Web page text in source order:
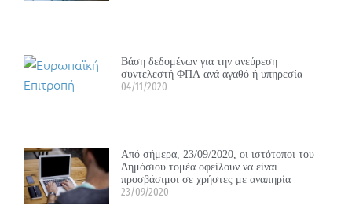
Βάση δεδομένων για την ανεύρεση
συντελεστή ΦΠΑ ανά αγαθό ή υπηρεσία
04/11/2020
Από σήμερα, 23/09/2020, οι ιστότοποι του
Δημόσιου τομέα οφείλουν να είναι
προσβάσιμοι σε χρήστες με αναπηρία
23/09/2020